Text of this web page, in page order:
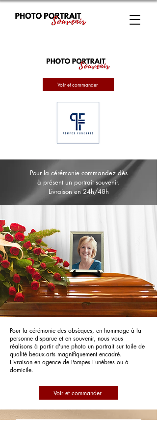
Voir et commander
Pour la cérémonie commandez dès
à présent un portrait souvenir.
Livraison en 24h/48h
Pour la cérémonie des obsèques, en hommage à la
personne disparue et en souvenir, nous vous
réalisons à partir d'une photo un portrait sur toile de
qualité beaux-arts magnifiquement encadré.
Livraison en agence de Pompes Funèbres ou à
domicile.
Voir et commander